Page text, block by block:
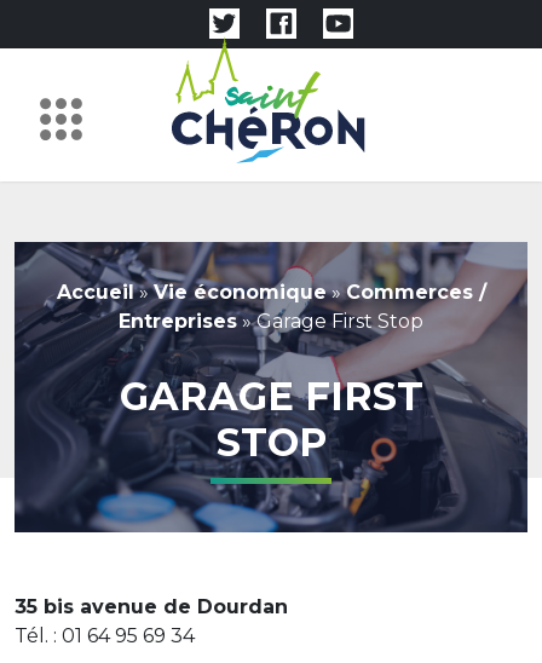
Accueil»Vie économique»Commerces /
Entreprises»Garage First Stop
GARAGE FIRST
STOP
35 bis avenue de Dourdan
Tél. : 01 64 95 69 34